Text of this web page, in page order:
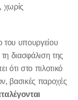
χωρίς
του υπουργείου
διασφάλιση της
ότι στο πιλοτικό
βασικές παροχές